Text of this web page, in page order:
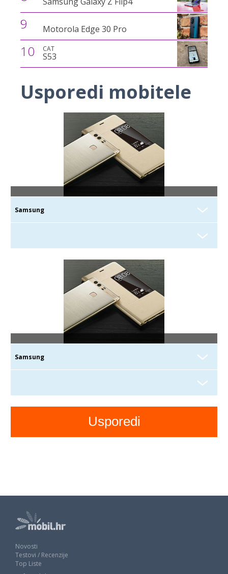
9 Motorola Edge 30 Pro
10 CAT
S53
Usporedi mobitele
Novosti
Testovi / Recenzije
Top Liste